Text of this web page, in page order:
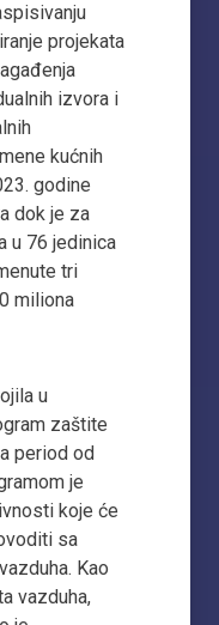
projekata
izvora i
kućnih
godine
dok je za
u 76 jedinica
tri
miliona
u
zaštite
period od
je
koje će
sa
Kao
vazduha,